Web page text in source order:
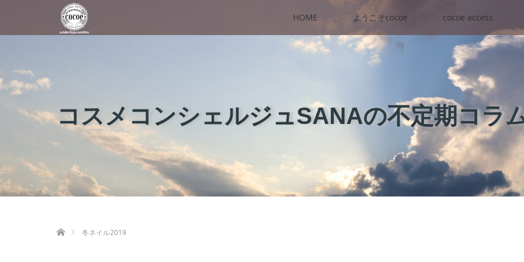
HOME ようこそcocoe cocoe access
コスメコンシェルジュSANAの不定期コラ
冬ネイル2019